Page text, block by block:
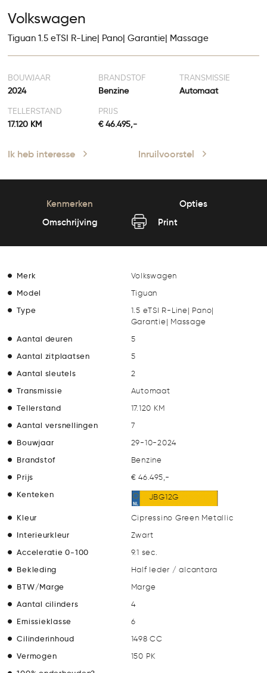
Volkswagen
Tiguan 1.5 eTSI R-Line| Pano| Garantie| Massage
BOUWJAAR
2024
BRANDSTOF
Benzine
TRANSMISSIE
Automaat
TELLERSTAND
17.120 KM
PRIJS
€ 46.495,-
Ik heb interesse Inruilvoorstel
Kenmerken
Opties
Omschrijving
Print
Merk Volkswagen
Model Tiguan
Type
1.5 eTSI R-Line| Pano|
Garantie| Massage
Aantal deuren 5
Aantal zitplaatsen 5
Aantal sleutels 2
Transmissie Automaat
Tellerstand 17.120 KM
Aantal versnellingen 7
Bouwjaar 29-10-2024
Brandstof Benzine
Prijs € 46.495,-
Kenteken JBG12G
Kleur Cipressino Green Metallic
Interieurkleur Zwart
Acceleratie 0-100 9.1 sec.
Bekleding Half leder / alcantara
BTW/Marge Marge
Aantal cilinders 4
Emissieklasse 6
Cilinderinhoud 1498 CC
Vermogen 150 PK